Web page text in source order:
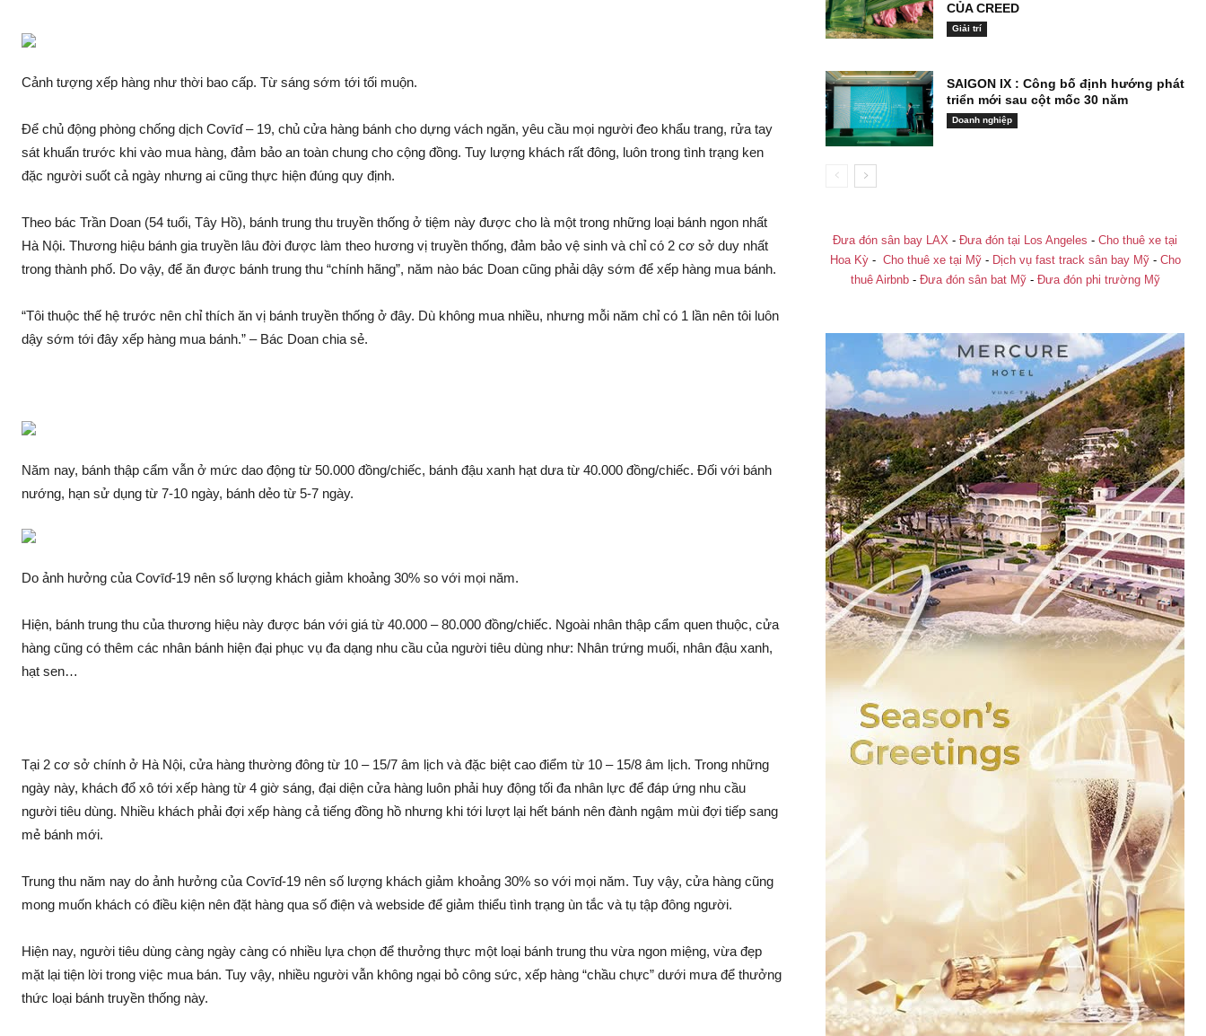
Cảnh tượng xếp hàng như thời bao cấp. Từ sáng sớm tới tối muộn.
Để chủ động phòng chống dịch Coѵīɗ – 19, chủ cửa hàng bánh cho dựng vách ngăn, yêu cầu mọi người đeo khẩu trang, rửa tay
sá‌t khuẩn trước khi vào mua hàng, đảm bảo an toàn chung cho cộng đồng. Tuy lượng khách rất đông, luôn trong tình trạng ken
đặc người suốt cả ngày nhưng ai cũng thực hiện đúng quy định.
Theo bác Trần Doan (54 tuổi, Tây Hồ), bánh trung thu truyền thống ở tiệm này được cho là một trong những loại bánh ngon nhất
Hà Nội. Thương hiệu bánh gia truyền lâu đời được làm theo hương vị truyền thống, đảm bảo vệ sinh và chỉ có 2 cơ sở duy nhất
trong thành phố. Do vậy, để ăn được bánh trung thu “chính hãng”, năm nào bác Doan cũng phải dậy sớm để xếp hàng mua bánh.
“Tôi thuộc thế hệ trước nên chỉ thích ăn vị bánh truyền thống ở đây. Dù không mua nhiều, nhưng mỗi năm chỉ có 1 lần nên tôi luôn
dậy sớm tới đây xếp hàng mua bánh.” – Bác Doan chia sẻ.
Năm nay, bánh thập cẩm vẫn ở mức da‌o động từ 50.000 đồng/chiếc, bánh đậu xanh hạt dưa từ 40.000 đồng/chiếc. Đối với bánh
nướng, hạn sử dụng từ 7-10 ngày, bánh dẻo từ 5-7 ngày.
Do ảnh hưởng của Coѵīɗ-19 nên số lượng khách giảm khoảng 30% so với mọi năm.
Hiện, bánh trung thu của thương hiệu này được bán với giá từ 40.000 – 80.000 đồng/chiếc. Ngoài nhân thập cẩm quen thuộc, cửa
hàng cũng có thêm các nhân bánh hiện đại phục vụ đa dạng nhu cầu của người tiêu dùng như: Nhân trứng muối, nhân đậu xanh,
hạt sen…
Tại 2 cơ sở chính ở Hà Nội, cửa hàng thường đông từ 10 – 15/7 âm lịch và đặc biệt cao điểm từ 10 – 15/8 âm lịch. Trong những
ngày này, khách đổ xô tới xếp hàng từ 4 giờ sáng, đại diện cửa hàng luôn phải huy động tối đa nhân lực để đáp ứng nhu cầu
người tiêu dùng. Nhiều khách phải đợi xếp hàng cả tiếng đồng hồ nhưng khi tới lượt lại hết bánh nên đành ngậm mùi đợi tiếp sang
mẻ bánh mới.
Trung thu năm nay do ảnh hưởng của Coѵīɗ-19 nên số lượng khách giảm khoảng 30% so với mọi năm. Tuy vậy, cửa hàng cũng
mong muốn khách có điều kiện nên đặt hàng qua số điện và webside để giảm thiểu tình trạng ùn tắc và tụ tập đông người.
Hiện nay, người tiêu dùng càng ngày càng có nhiều lựa chọn để thưởng thực một loại bánh trung thu vừa ngon miệng, vừa đẹp
mặt lại tiện lời trong việc mua bán. Tuy vậy, nhiều người vẫn không ngại bỏ công sức, xếp hàng “chầu chực” dưới mưa để thưởng
thức loại bánh truyền thống này.
CỦA CREED
Giải trí
SAIGON IX : Công bố định hướng phát
triển mới sau cột mốc 30 năm
Doanh nghiệp
Đưa đón sân bay LAX - Đưa đón tại Los Angeles - Cho thuê xe tại
Hoa Kỳ- Cho thuê xe tại Mỹ- Dịch vụ fast track sân bay Mỹ- Cho
thuê Airbnb- Đưa đón sân bat Mỹ- Đưa đón phi trường Mỹ